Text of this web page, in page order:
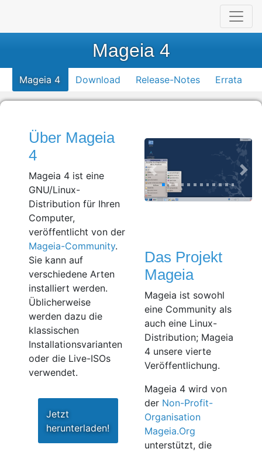
Mageia 4
Mageia 4 Download Release-Notes Errata
Über Mageia
4
Mageia 4 ist eine
GNU/Linux-
Distribution für Ihren
Computer,
veröffentlicht von der
Mageia-Community.
Sie kann auf
verschiedene Arten
installiert werden.
Üblicherweise
werden dazu die
klassischen
Installationsvarianten
oder die Live-ISOs
verwendet.
Jetzt
herunterladen!
Das Projekt
Mageia
Mageia ist sowohl
eine Community als
auch eine Linux-
Distribution; Mageia
4 unsere vierte
Veröffentlichung.
Mageia 4 wird von
der Non-Profit-
Organisation
Mageia.Org
unterstützt, die